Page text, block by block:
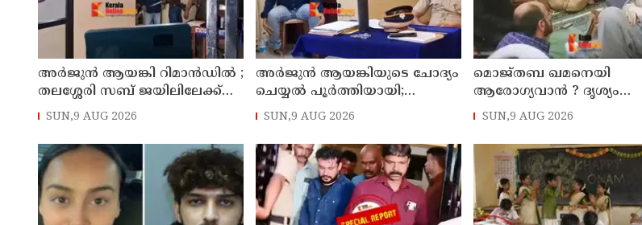
അര്‍ജുന്‍ ആയങ്കി റിമാന്‍ഡില്‍ ;
തലശ്ശേരി സബ് ജയിലിലേക്ക്
മാറ്റും
SUN,9 AUG 2026
അര്‍ജുന്‍ ആയങ്കിയുടെ ചോദ്യം
ചെയ്യല്‍ പൂര്‍ത്തിയായി;
കൂത്തുപറമ്പ് മജിസ്ട്രേറ്റിന്
SUN,9 AUG 2026
മൊജ്തബ ഖമനെയി
ആരോഗ്യവാന്‍ ? ദൃശ്യം
പുറത്തുവിട്ട് ഇറാന്‍ മാധ്യമം
SUN,9 AUG 2026